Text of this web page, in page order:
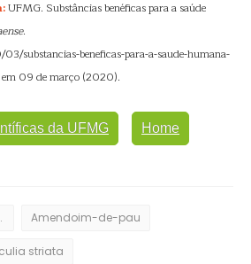
UFMG. Substâncias benéficas para a saúde
.
substancias-beneficas-para-a-saude-humana-
09 de março (2020).
da UFMG Home
Amendoim-de-pau
striata